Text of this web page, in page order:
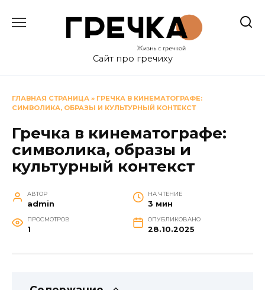
Сайт про гречиху
ГЛАВНАЯ СТРАНИЦА » ГРЕЧКА В КИНЕМАТОГРАФЕ:
СИМВОЛИКА, ОБРАЗЫ И КУЛЬТУРНЫЙ КОНТЕКСТ
Гречка в кинематографе:
символика, образы и
культурный контекст
АВТОР
admin
НА ЧТЕНИЕ
3 мин
ПРОСМОТРОВ
1
ОПУБЛИКОВАНО
28.10.2025